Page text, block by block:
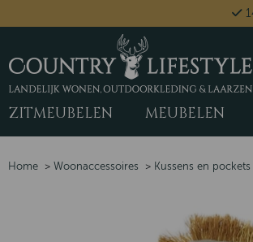
ZITMEUBELEN MEUBELEN
Home > Woonaccessoires > Kussens en pockets